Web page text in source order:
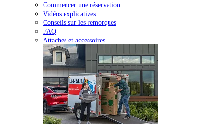
Commencer une réservation
Vidéos explicatives
Conseils sur les remorques
FAQ
Attaches et accessoires